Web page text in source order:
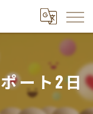
ート2日